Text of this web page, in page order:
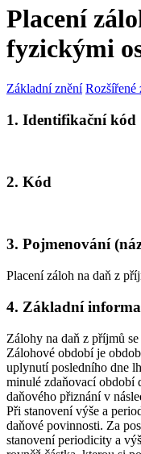
Placení
fyzickými
Základní znění Rozšířené
1. Identifikační kód
2. Kód
3. Pojmenování
Placení záloh na daň z
4. Základní
Zálohy na daň z příjmů
Zálohové období je
uplynutí posledního dne
minulé zdaňovací období
daňového přiznání v
Při stanovení výše a
daňové povinnosti. Za
stanovení periodicity a